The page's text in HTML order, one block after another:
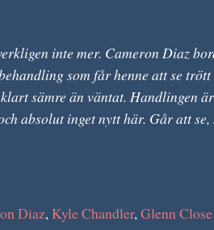
inte mer. Cameron Diaz
som får henne att se
sämre än väntat. Handlingen
absolut inget nytt här. Går att
Diaz,Kyle Chandler,Glenn Close